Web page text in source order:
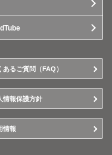
あるご質問（FAQ）
情報保護方針
情報